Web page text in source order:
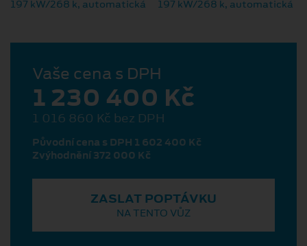
Vaše cena s DPH
1 230 400 Kč
1 016 860 Kč bez DPH
Původní cena s DPH 1 602 400 Kč
Zvýhodnění 372 000 Kč
ZASLAT POPTÁVKU
NA TENTO VŮZ